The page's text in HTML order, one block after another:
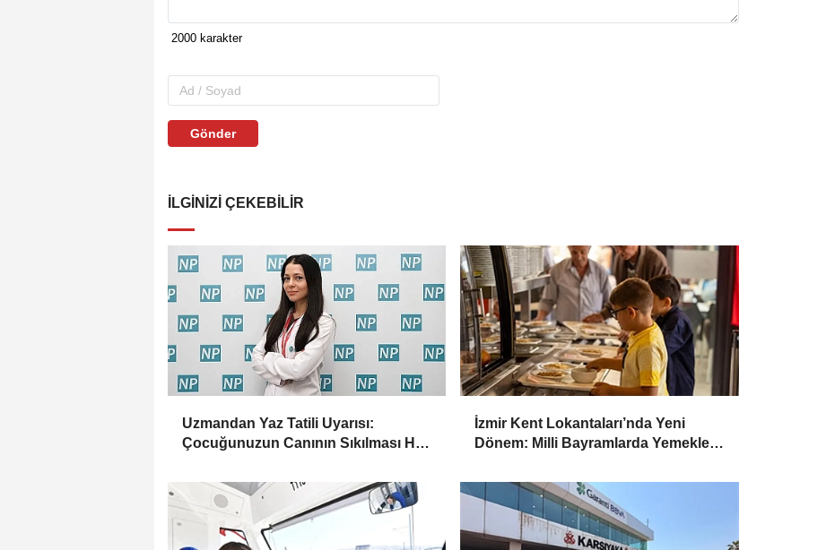
Gönder
İLGINIZI ÇEKEBILIR
Uzmandan Yaz Tatili Uyarısı:
Çocuğunuzun Canının Sıkılması Her
İzmir Kent Lokantaları’nda Yeni
Dönem: Milli Bayramlarda Yemekler